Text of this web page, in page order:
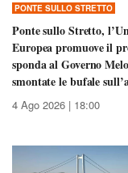
PONTE SULLO STRETTO
Ponte sullo Stretto,
Europea promuove il
sponda al Governo
smontate le bufale
4 Ago 2026 | 18:00